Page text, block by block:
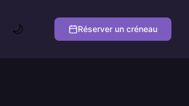
🌙 Réserver un créneau